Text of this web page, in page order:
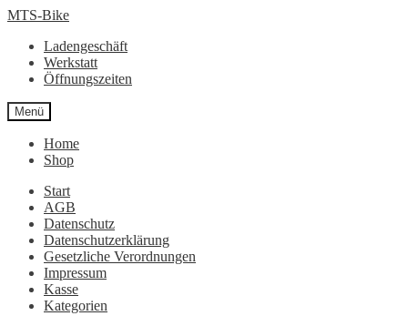
Zur
springen
Zum
springen
MTS-Bike
Ladengeschäft
Werkstatt
Öffnungszeiten
Menü
Home
Shop
Start
AGB
Datenschutz
Datenschutzerklärung
Gesetzliche Verordnungen
Impressum
Kasse
Kategorien